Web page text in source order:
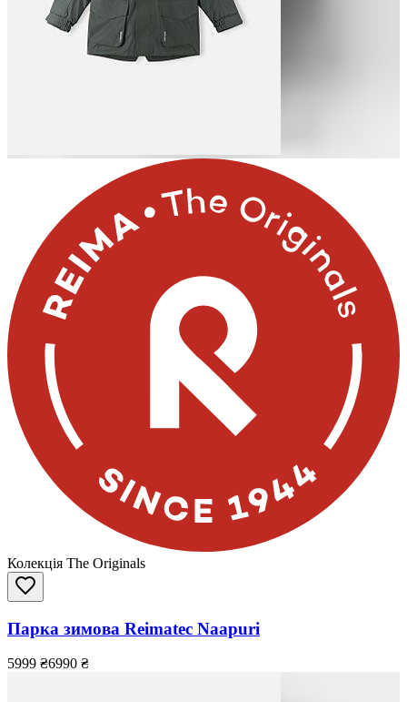
Колекція The Originals
Парка зимова Reimatec Naapuri
5999 ₴6990 ₴